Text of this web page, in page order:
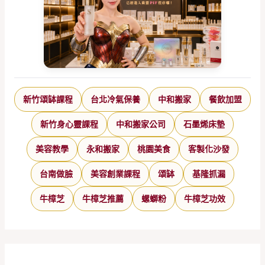
新竹頌缽課程 台北冷氣保養 中和搬家 餐飲加盟
新竹身心靈課程 中和搬家公司 石墨烯床墊
美容教學 永和搬家 桃園美食 客製化沙發
台南做臉 美容創業課程 頌缽 基隆抓漏
牛樟芝 牛樟芝推薦 螺螄粉 牛樟芝功效